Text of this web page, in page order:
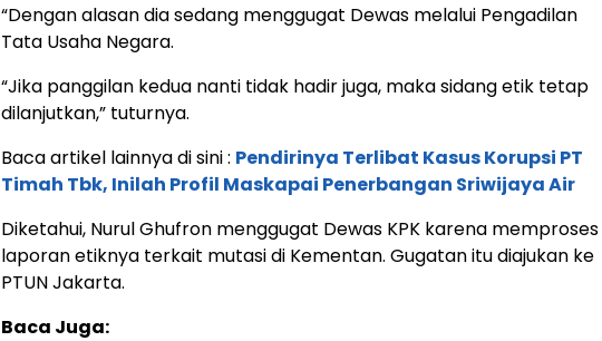
“Dengan alasan dia sedang menggugat Dewas melalui Pengadilan
Tata Usaha Negara.
“Jika panggilan kedua nanti tidak hadir juga, maka sidang etik tetap
dilanjutkan,” tuturnya.
Baca artikel lainnya di sini : Pendirinya Terlibat Kasus Korupsi PT
Timah Tbk, Inilah Profil Maskapai Penerbangan Sriwijaya Air
Diketahui, Nurul Ghufron menggugat Dewas KPK karena memproses
laporan etiknya terkait mutasi di Kementan. Gugatan itu diajukan ke
PTUN Jakarta.
Baca Juga: